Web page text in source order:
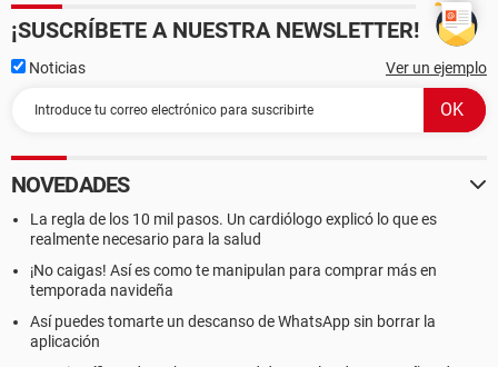
¡SUSCRÍBETE A NUESTRA NEWSLETTER!
Noticias Ver un ejemplo
NOVEDADES
La regla de los 10 mil pasos. Un cardiólogo explicó lo que es
realmente necesario para la salud
¡No caigas! Así es como te manipulan para comprar más en
temporada navideña
Así puedes tomarte un descanso de WhatsApp sin borrar la
aplicación